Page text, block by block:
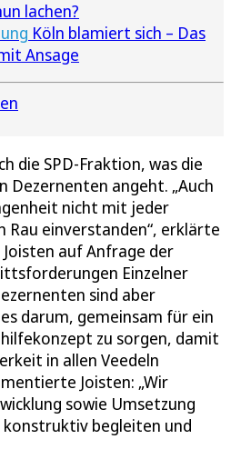
lachen?
Köln blamiert sich – Das
Ansage
die SPD-Fraktion, was die
angeht. „Auch
nicht mit jeder
Rau einverstanden“, erklärte
auf Anfrage der
Einzelner
sind aber
darum, gemeinsam für ein
zu sorgen, damit
in allen Veedeln
Joisten: „Wir
sowie Umsetzung
begleiten und